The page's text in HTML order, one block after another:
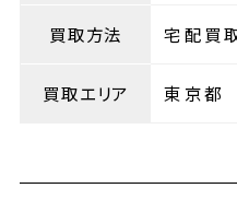
買取方法 宅配買
買取エリア 東京都